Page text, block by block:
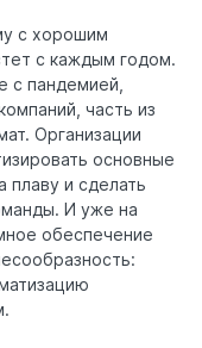
с хорошим
с каждым годом.
с пандемией,
часть из
Организации
основные
плаву и сделать
И уже на
обеспечение